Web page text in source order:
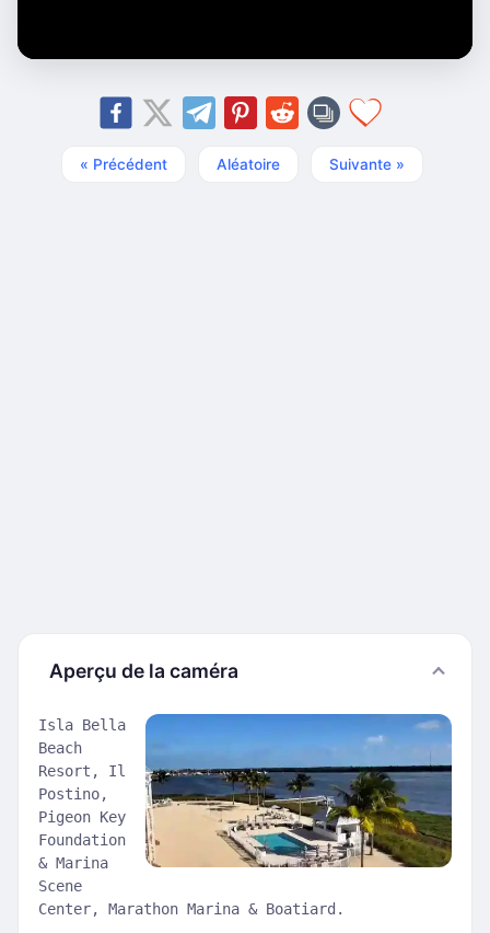
« Précédent Aléatoire Suivante »
Aperçu de la caméra
Isla Bella
Beach
Resort, Il
Postino,
Pigeon Key
Foundation
& Marina
Scene
Center, Marathon Marina & Boatiard.